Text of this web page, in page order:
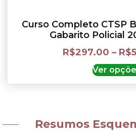
Curso Completo CTSP
Gabarito Policial
R$297.00 – R$
Ver
Resumos